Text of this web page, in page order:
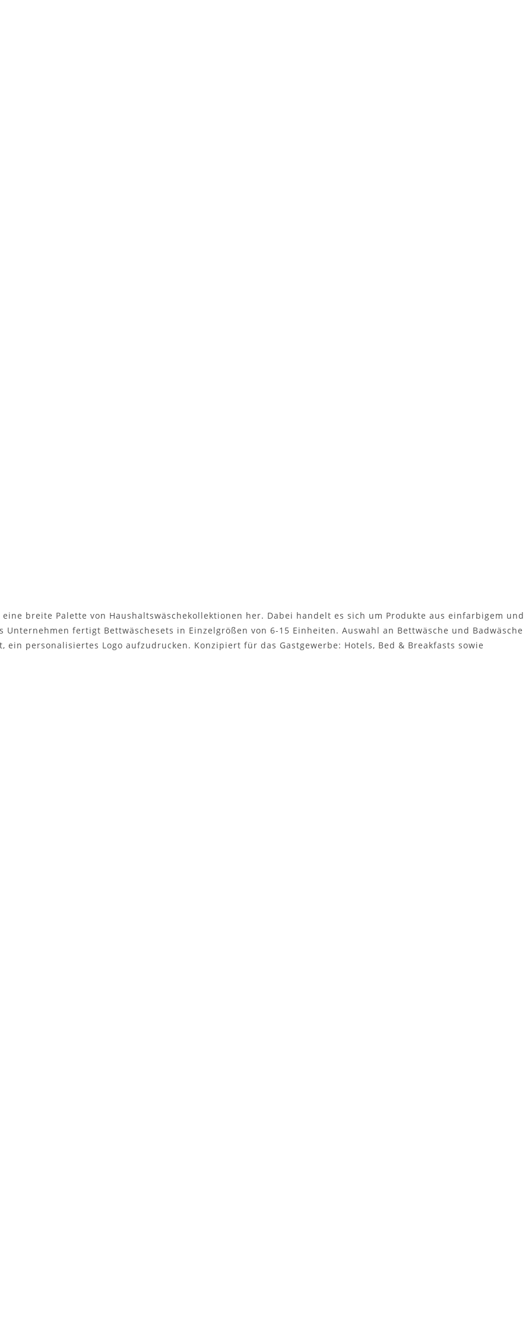
eine breite Palette von Haushaltswäschekollektionen her. Dabei handelt es sich um Produkte aus einfarbigem und
fertigt Bettwäschesets in Einzelgrößen von 6-15 Einheiten. Auswahl an Bettwäsche und Badwäsche
ein personalisiertes Logo aufzudrucken. Konzipiert für das Gastgewerbe: Hotels, Bed & Breakfasts sowie